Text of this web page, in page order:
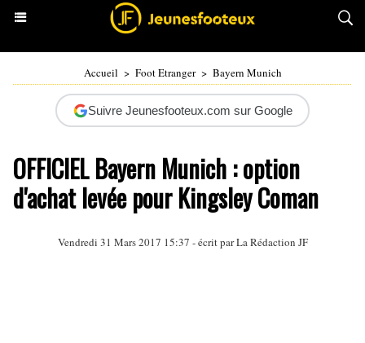
Accueil > Foot Etranger > Bayern Munich
Suivre Jeunesfooteux.com sur Google
OFFICIEL Bayern Munich : option
d'achat levée pour Kingsley Coman
Vendredi 31 Mars 2017 15:37 - écrit par La Rédaction JF